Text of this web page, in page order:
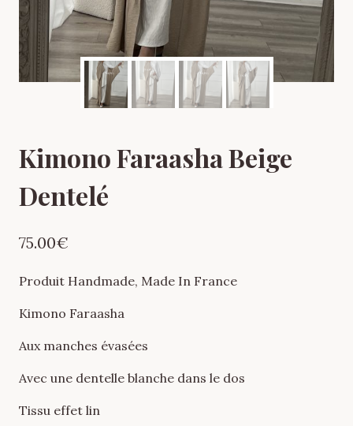
Kimono Faraasha Beige
Dentelé
75.00€
Produit Handmade, Made In France
Kimono Faraasha
Aux manches évasées
Avec une dentelle blanche dans le dos
Tissu effet lin